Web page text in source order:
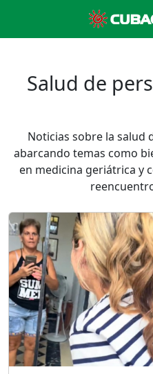
Salud de
Noticias sobre la salud
abarcando temas como
en medicina geriátrica y